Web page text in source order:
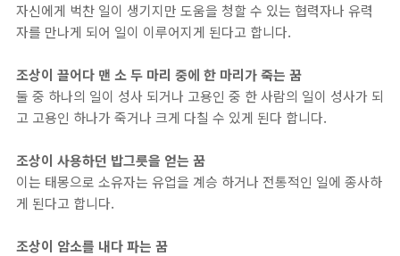
자신에게 벅찬 일이 생기지만 도움을 청할 수 있는 협력자나 유력
자를 만나게 되어 일이 이루어지게 된다고 합니다.
조상이 끌어다 맨 소 두 마리 중에 한 마리가 죽는 꿈
둘 중 하나의 일이 성사 되거나 고용인 중 한 사람의 일이 성사가 되
고 고용인 하나가 죽거나 크게 다칠 수 있게 된다 합니다.
조상이 사용하던 밥그릇을 얻는 꿈
이는 태몽으로 소유자는 유업을 계승 하거나 전통적인 일에 종사하
게 된다고 합니다.
조상이 암소를 내다 파는 꿈